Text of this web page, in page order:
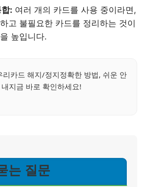
: 여러 개의 카드를 사용 중이라면,
고 불필요한 카드를 정리하는 것이
높입니다.
리카드 해지/정지정확한 방법, 쉬운 안
내지금 바로 확인하세요!
는 질문